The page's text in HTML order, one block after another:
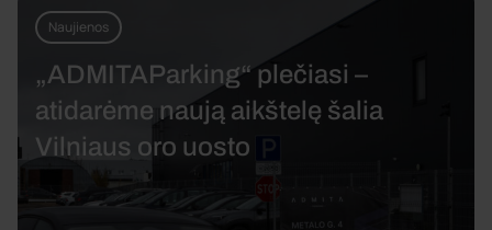
Naujienos
„ADMITAParking“ plečiasi –
atidarėme naują aikštelę šalia
Vilniaus oro uosto